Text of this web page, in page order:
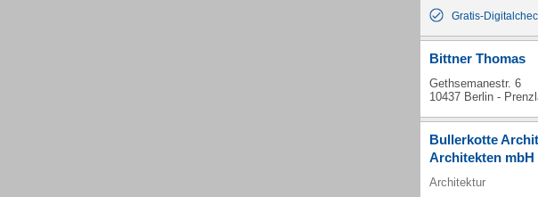
Gratis-
Bittner Thomas
Gethsemanestr. 6
10437 Berlin -
Bullerkotte
Architekten mbH
Architektur